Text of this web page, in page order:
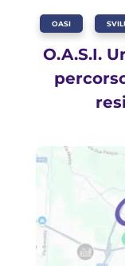
OASI
O.A.S.I.